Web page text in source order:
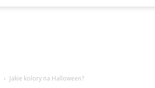
Jakie kolory na Halloween?